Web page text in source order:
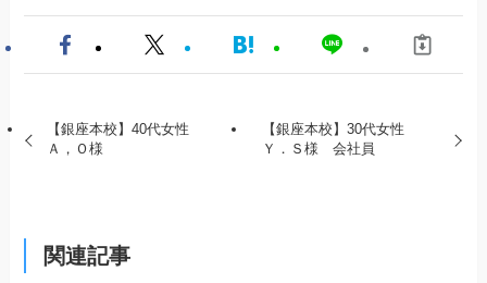
【銀座本校】40代女性
Ａ，Ｏ様
【銀座本校】30代女性
Ｙ．Ｓ様 会社員
関連記事